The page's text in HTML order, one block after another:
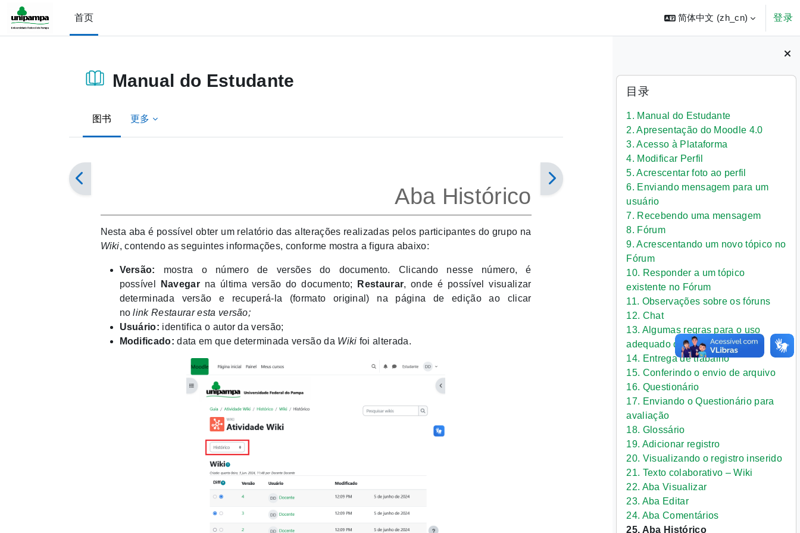
跳到主要内容
首页
简体中文 ‎(zh_cn)‎ 登录
版块
跳过 目录
目录
1. Manual do Estudante
2. Apresentação do Moodle 4.0
3. Acesso à Plataforma
4. Modificar Perfil
5. Acrescentar foto ao perfil
6. Enviando mensagem para um
usuário
7. Recebendo uma mensagem
8. Fórum
9. Acrescentando um novo tópico no
Fórum
10. Responder a um tópico
existente no Fórum
11. Observações sobre os fóruns
12. Chat
13. Algumas regras para o uso
adequado do chat
14. Entrega de trabalho
15. Conferindo o envio de arquivo
16. Questionário
17. Enviando o Questionário para
avaliação
18. Glossário
19. Adicionar registro
20. Visualizando o registro inserido
21. Texto colaborativo – Wiki
22. Aba Visualizar
23. Aba Editar
24. Aba Comentários
25. Aba Histórico
Manual do Estudante
图书 更多
Aba Histórico
Nesta aba é possível obter um relatório das alterações realizadas pelos participantes do grupo na
Wiki, contendo as seguintes informações, conforme mostra a figura abaixo:
Versão:
mostra o número de versões do documento. Clicando nesse número, é
possível
Navegarna última versão do documento; Restaurar, onde é possível visualizar
determinada versão e recuperá-la (formato original) na página de edição ao clicar
nolink Restaurar esta versão;
Usuário: identifica o autor da versão;
Modificado: data em que determinada versão da Wiki foi alterada.